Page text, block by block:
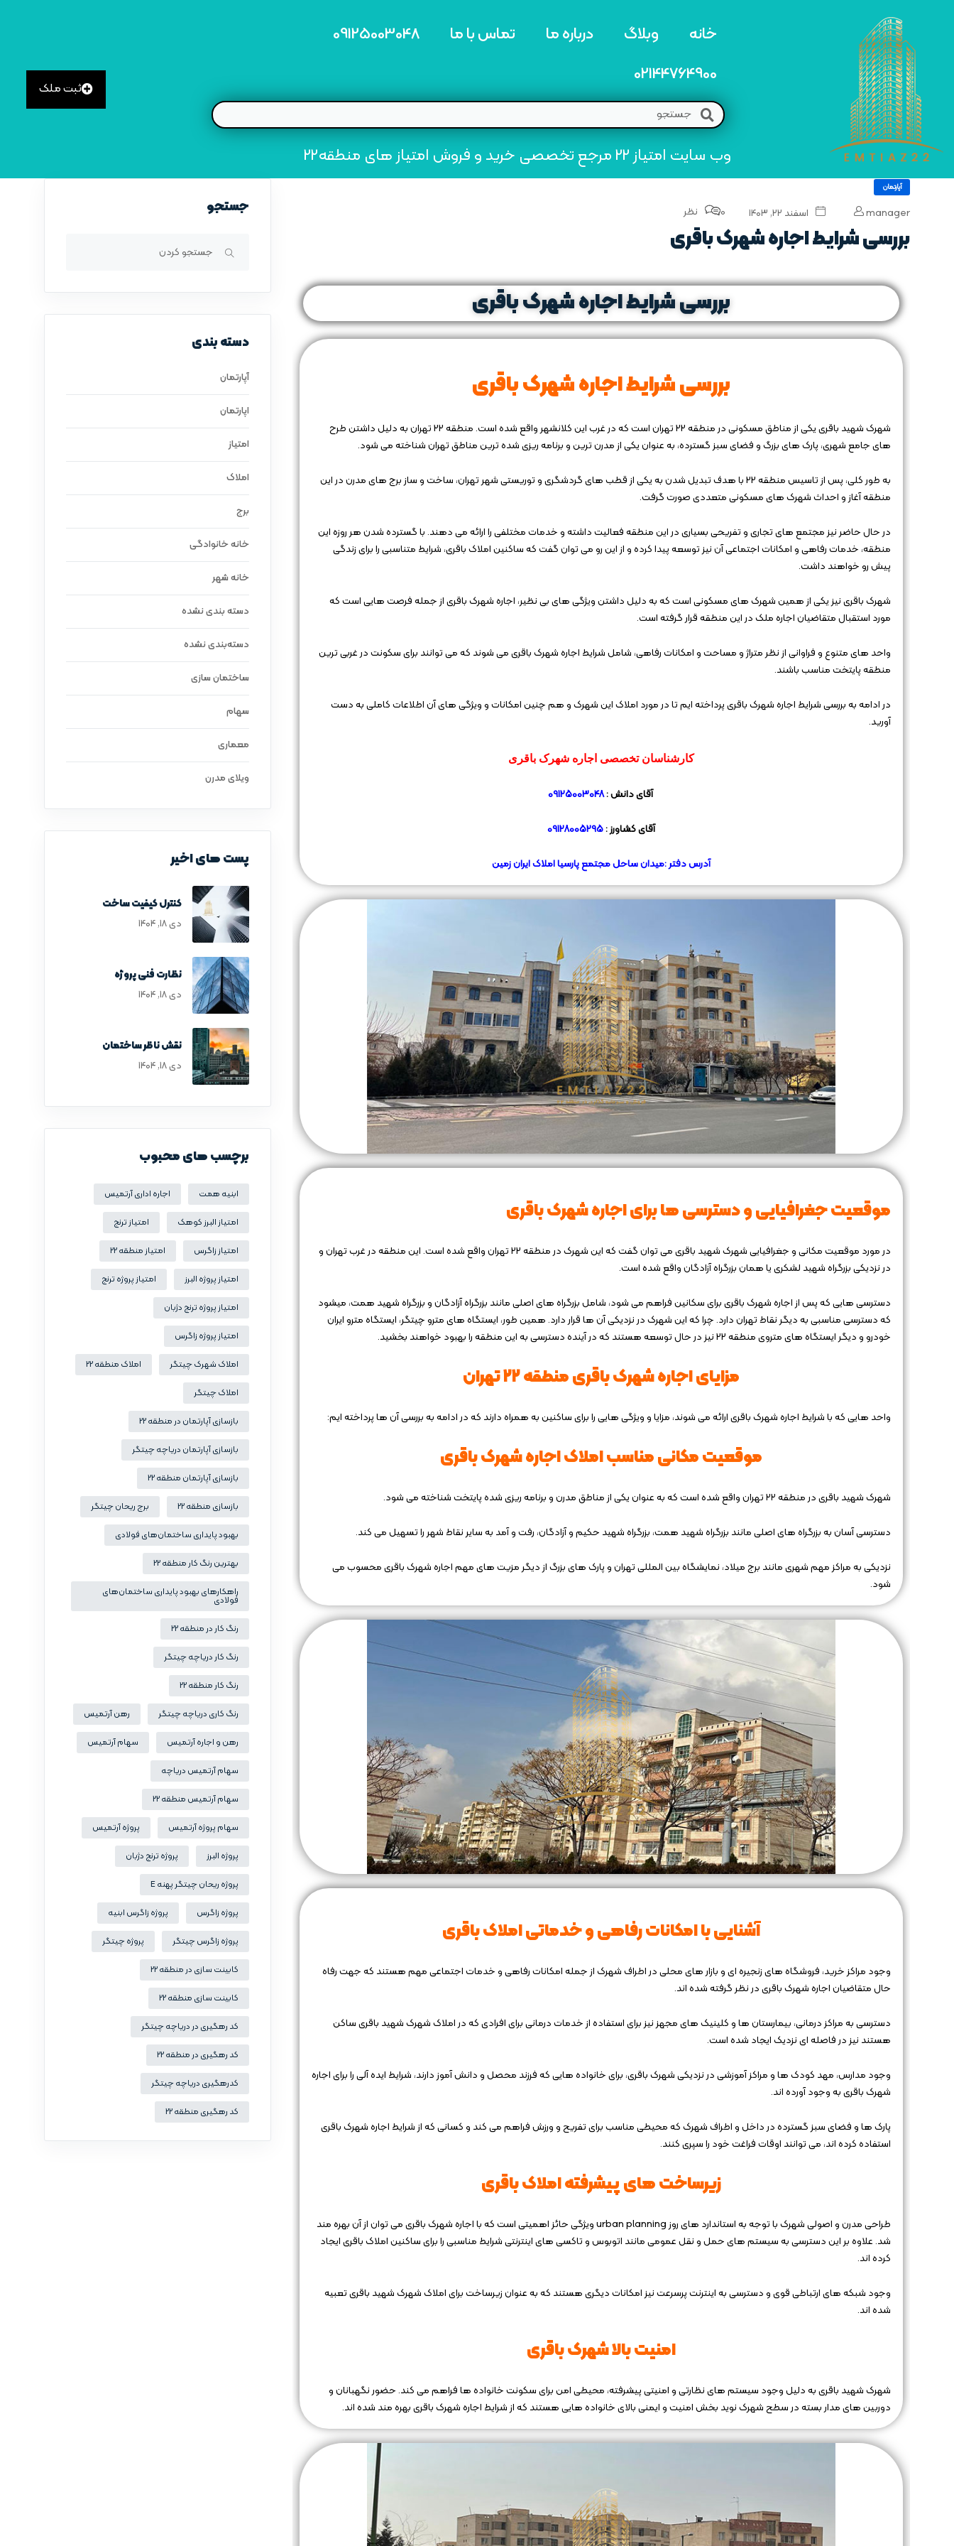
خانه وبلاگ درباره ما تماس با ما
09125003048
02144764900
وب سایت امتیاز 22 مرجع تخصصی خرید و فروش امتیاز های منطقه22
ثبت ملک
آپارتمان
manager اسفند ۲۲, ۱۴۰۳ 0 نظر
بررسی شرایط اجاره شهرک باقری
بررسی شرایط اجاره شهرک باقری
بررسی شرایط اجاره شهرک باقری
شهرک شهید باقری یکی از مناطق مسکونی در منطقه 22 تهران است که در غرب این کلانشهر واقع شده است. منطقه 22 تهران به دلیل داشتن طرح‌
های جامع شهری، پارک‌ های بزرگ و فضای سبز گسترده، به عنوان یکی از مدرن‌ ترین و برنامه ‌ریزی ‌شده ‌ترین مناطق تهران شناخته می ‌شود.
به طور کلی، پس از تاسیس منطقه 22 با هدف تبدیل شدن به یکی از قطب های گردشگری و توریستی شهر تهران، ساخت و ساز برج های مدرن در این
منطقه آغاز و احداث شهرک های مسکونی متعددی صورت گرفت.
در حال حاضر نیز مجتمع های تجاری و تفریحی بسیاری در این منطقه فعالیت داشته و خدمات مختلفی را ارائه می دهند. با گسترده شدن هر روزه این
منطقه، خدمات رفاهی و امکانات اجتماعی آن نیز توسعه پیدا کرده و از این رو می توان گفت که ساکنین املاک باقری، شرایط متناسبی را برای زندگی
پیش رو خواهند داشت.
شهرک باقری نیز یکی از همین شهرک های مسکونی است که به دلیل داشتن ویژگی های بی نظیر، اجاره شهرک باقری از جمله فرصت هایی است که
مورد استقبال متقاضیان اجاره ملک در این منطقه قرار گرفته است.
واحد های متنوع و فراوانی از نظر متراژ و مساحت و امکانات رفاهی، شامل شرایط اجاره شهرک باقری می شوند که می توانند برای سکونت در غربی ترین
منطقه پایتخت مناسب باشند.
در ادامه به بررسی شرایط اجاره شهرک باقری پرداخته ایم تا در مورد املاک این شهرک و هم چنین امکانات و ویژگی های آن اطلاعات کاملی به دست
آورید.
کارشناسان تخصصی اجاره شهرک باقری
آقای دانش :09125003048
آقای کشاورز :09128005295
آدرس دفتر :میدان ساحل مجتمع پارسیا املاک ایران زمین
موقعیت جغرافیایی و دسترسی‌ ها برای اجاره شهرک باقری
در مورد موقعیت مکانی و جغرافیایی شهرک شهید باقری می توان گفت که این شهرک در منطقه 22 تهران واقع شده است. این منطقه در غرب تهران و
در نزدیکی بزرگراه شهید لشکری یا همان بزرگراه آزادگان واقع شده است.
دسترسی‌ هایی که پس از اجاره شهرک باقری برای سکانین فراهم می شود، شامل بزرگراه‌ های اصلی مانند بزرگراه آزادگان و بزرگراه شهید همت، میشود
که دسترسی مناسبی به دیگر نقاط تهران دارد. چرا که این شهرک در نزدیکی آن ها قرار دارد. همین طور، ایستگاه‌ های مترو چیتگر، ایستگاه مترو ایران
خودرو و دیگر ایستگاه های متروی منطقه 22 نیز در حال توسعه هستند که در آینده دسترسی به این منطقه را بهبود خواهند بخشید.
مزایای اجاره شهرک باقری منطقه ۲۲ تهران
واحد هایی که با شرایط اجاره شهرک باقری ارائه می شوند، مزایا و ویژگی هایی را برای ساکنین به همراه دارند که در ادامه به بررسی آن ها پرداخته ایم:
موقعیت مکانی مناسب املاک اجاره شهرک باقری
شهرک شهید باقری در منطقه ۲۲ تهران واقع شده است که به عنوان یکی از مناطق مدرن و برنامه ‌ریزی ‌شده پایتخت شناخته می ‌شود.
دسترسی آسان به بزرگراه ‌های اصلی مانند بزرگراه شهید همت، بزرگراه شهید حکیم و آزادگان، رفت‌ و آمد به سایر نقاط شهر را تسهیل می‌ کند.
نزدیکی به مراکز مهم شهری مانند برج میلاد، نمایشگاه بین ‌المللی تهران و پارک ‌های بزرگ از دیگر مزیت های مهم اجاره شهرک باقری محسوب می
شود.
آشنایی با امکانات رفاهی و خدماتی املاک باقری
وجود مراکز خرید، فروشگاه ‌های زنجیره ‌ای و بازار های محلی در اطراف شهرک از جمله امکانات رفاهی و خدمات اجتماعی مهم هستند که جهت رفاه
حال متقاضیان اجاره شهرک باقری در نظر گرفته شده اند.
دسترسی به مراکز درمانی، بیمارستان ‌ها و کلینیک‌ های مجهز نیز برای استفاده از خدمات درمانی برای افرادی که در املاک شهرک شهید باقری ساکن
هستند نیز در فاصله ای نزدیک ایجاد شده است.
وجود مدارس، مهد کودک ها و مراکز آموزشی در نزدیکی شهرک باقری، برای خانواده هایی که فرزند محصل و دانش آموز دارند، شرایط ایده آلی را برای اجاره
شهرک باقری به وجود آورده اند.
پارک ‌ها و فضای سبز گسترده در داخل و اطراف شهرک که محیطی مناسب برای تفریح و ورزش فراهم می‌ کند و کسانی که از شرایط اجاره شهرک باقری
استفاده کرده اند، می توانند اوقات فراغت خود را سپری کنند.
زیرساخت‌ های پیشرفته املاک باقری
طراحی مدرن و اصولی شهرک با توجه به استاندارد های روز urban planning ویژگی حائز اهمیتی است که با اجاره شهرک باقری می توان از آن بهره مند
شد. علاوه بر این دسترسی به سیستم ‌های حمل‌ و نقل عمومی مانند اتوبوس و تاکسی‌ های اینترنتی شرایط مناسبی را برای ساکنین املاک باقری ایجاد
کرده اند.
وجود شبکه‌ های ارتباطی قوی و دسترسی به اینترنت پرسرعت نیز امکانات دیگری هستند که به عنوان زیرساخت برای املاک شهرک شهید باقری تعبیه
شده اند.
امنیت بالا شهرک باقری
شهرک شهید باقری به دلیل وجود سیستم ‌های نظارتی و امنیتی پیشرفته، محیطی امن برای سکونت خانواده‌ ها فراهم می‌ کند. حضور نگهبانان و
دوربین‌ های مدار بسته در سطح شهرک نوید بخش امنیت و ایمنی بالای خانواده هایی هستند که از شرایط اجاره شهرک باقری بهره مند شده اند.
جستجو
دسته بندی
آپارتمان
اپارتمان
امتیاز
املاک
برج
خانه خانوادگی
خانه شهر
دسته بندی نشده
دسته‌بندی نشده
ساختمان سازی
سهام
معماری
ویلای مدرن
پست های اخیر
کنترل کیفیت ساخت
دی ۱۸, ۱۴۰۴
نظارت فنی پروژه
دی ۱۸, ۱۴۰۴
نقش ناظر ساختمان
دی ۱۸, ۱۴۰۴
برچسب های محبوب
ابنیه همت اجاره اداری آرتمیس
امتیاز البرز کوهک امتیاز ترنج
امتیاز زاگرس امتیاز منطقه 22
امتیاز پروژه البرز امتیاز پروژه ترنج
امتیاز پروژه ترنج دژبان
امتیاز پروژه زاگرس
املاک شهرک چیتگر املاک منطقه 22
املاک چیتگر
بازسازی آپارتمان در منطقه 22
بازسازی آپارتمان دریاچه چیتگر
بازسازی آپارتمان منطقه 22
بازسازی منطقه 22 برج ریحان چیتگر
بهبود پایداری ساختمان‌های فولادی
بهترین رنگ کار منطقه 22
راهکارهای بهبود پایداری ساختمان‌های
فولادی
رنگ کار در منطقه 22
رنگ کار دریاچه چیتگر
رنگ کار منطقه 22
رنگ کاری دریاچه چیتگر رهن آرتمیس
رهن و اجاره آرتمیس سهام آرتمیس
سهام آرتمیس دریاچه
سهام آرتمیس منطقه 22
سهام پروژه آرتمیس پروژه آرتمیس
پروژه البرز پروژه ترنج دژبان
پروژه ریحان چیتگر پهنه E
پروژه زاگرس پروژه زاگرس ابنیه
پروژه زاگرس چیتگر پروژه چیتگر
کابینت سازی در منطقه 22
کابینت سازی منطقه 22
کد رهگیری در دریاچه چیتگر
کد رهگیری در منطقه 22
کدرهگیری دریاچه چیتگر
کد رهگیری منطقه 22